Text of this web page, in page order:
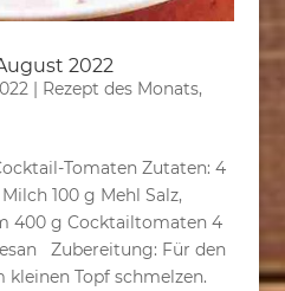
2022
| Rezept des Monats,
Tomaten Zutaten: 4
100 g Mehl Salz,
400 g Cocktailtomaten 4
Zubereitung: Für den
Topf schmelzen.